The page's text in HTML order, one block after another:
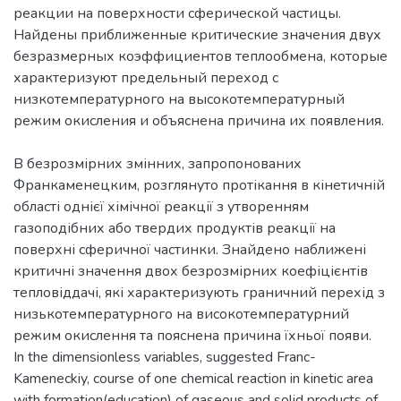
реакции на поверхности сферической частицы.
Найдены приближенные критические значения двух
безразмерных коэффициентов теплообмена, которые
характеризуют предельный переход с
низкотемпературного на высокотемпературный
В безрозмірних змінних, запропонованих
Франкаменецким, розглянуто протікання в кінетичній
області однієї хімічної реакції з утворенням
газоподібних або твердих продуктів реакції на
поверхні сферичної частинки. Знайдено наближені
критичні значення двох безрозмірних коефіцієнтів
тепловіддачі, які характеризують граничний перехід з
низькотемпературного на високотемпературний
режим окислення та пояснена причина їхньої появи.
In the dimensionless variables, suggested Franc-
Kameneckiy, course of one chemical reaction in kinetic area